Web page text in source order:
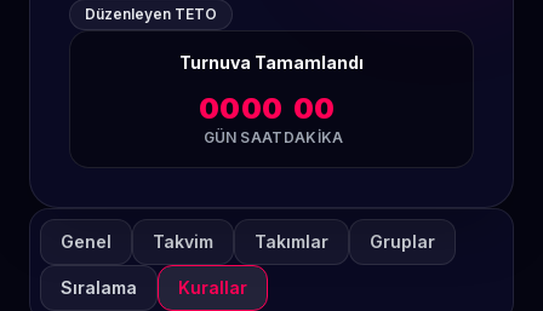
Düzenleyen TETO
Turnuva Tamamlandı
00
GÜN
00
SAAT
00
DAKIKA
Genel Takvim Takımlar Gruplar
Sıralama Kurallar